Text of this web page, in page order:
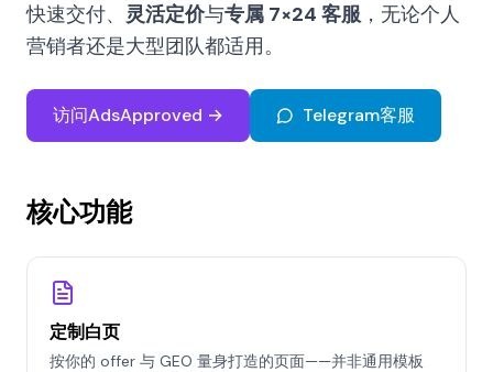
快速交付、 灵活定价与专属 7×24 客服，无论个人
营销者还是大型团队都适用。
访问AdsApproved → Telegram客服
核心功能
定制白页
按你的 offer 与 GEO 量身打造的页面——并非通用模板